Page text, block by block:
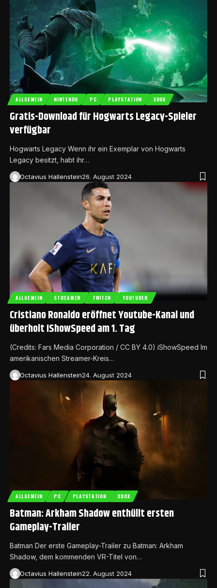
ALLGEMEIN NINTENDO PC PLAYSTATION XBOX
Gratis-Download für Hogwarts Legacy-Spieler
verfügbar
Hogwarts Legacy Wenn ihr ein Exemplar von Hogwarts
Legacy besitzt, habt ihr…
Octavius Hallenstein26. August 2024
ALLGEMEIN STREAMER TWITCH YOUTUBER
Cristiano Ronaldo eröffnet Youtube-Kanal und
überholt IShowSpeed am 1. Tag
(Credits: Fars Media Corporation / CC BY 4.0) iShowSpeed Im
amerikanischen Streamer-Kreis…
Octavius Hallenstein24. August 2024
ALLGEMEIN PC PLAYSTATION XBOX
Batman: Arkham Shadow enthüllt ersten
Gameplay-Trailer
Batman Der erste Gameplay-Trailer zu Batman: Arkham
Shadow, dem kommenden VR-Titel von…
Octavius Hallenstein22. August 2024